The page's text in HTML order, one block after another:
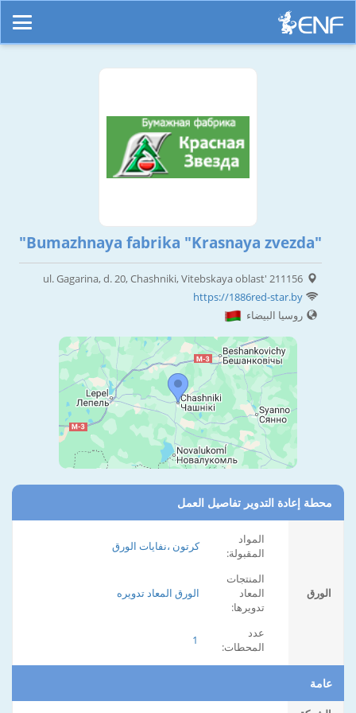
"Bumazhnaya fabrika "Krasnaya zvezda"
ul. Gagarina, d. 20, Chashniki, Vitebskaya oblast' 211156
https://1886red-star.by
روسيا البيضاء
محطة إعادة التدوير تفاصيل العمل
الورق
المواد
المقبولة:
كرتون ،نفايات الورق
المنتجات
المعاد
تدويرها:
الورق المعاد تدويره
عدد
المحطات:
1
عامة